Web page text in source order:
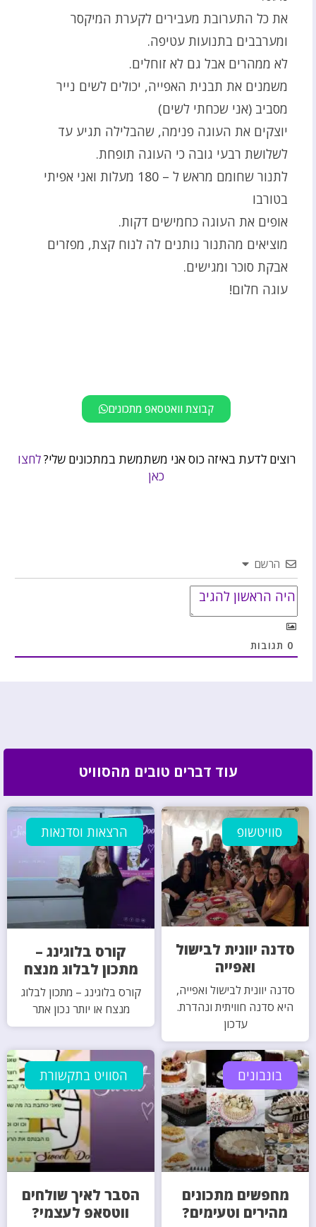
את כל התערובת מעבירים לקערת המיקסר
ומערבבים בתנועות עטיפה.
לא ממהרים אבל גם לא זוחלים.
משמנים את תבנית האפייה, יכולים לשים נייר
מסביב (אני שכחתי לשים)
יוצקים את העוגה פנימה, שהבלילה תגיע עד
לשלושת רבעי גובה כי העוגה תופחת.
לתנור שחומם מראש ל – 180 מעלות ואני אפיתי
בטורבו
אופים את העוגה כחמישים דקות.
מוציאים מהתנור נותנים לה לנוח קצת, מפזרים
אבקת סוכר ומגישים.
עוגה חלום!
קבוצת וואטסאפ מתכונים
רוצים לדעת באיזה כוס אני משתמשת במתכונים שלי?לחצו
כאן
הרשם
0 תגובות
עוד דברים טובים מהסוויט
סוויטשופ
סדנה יוונית לבישול
ואפייה
סדנה יוונית לבישול ואפייה,
היא סדנה חוויתית ונהדרת.
עדכון
הרצאות וסדנאות
קורס בלוגינג –
מתכון לבלוג מנצח
קורס בלוגינג – מתכון לבלוג
מנצח או יותר נכון אתר
בונבונים
מחפשים מתכונים
מהירים וטעימים?
הסוויט בתקשורת
הסבר לאיך שולחים
ווטסאפ לעצמי?